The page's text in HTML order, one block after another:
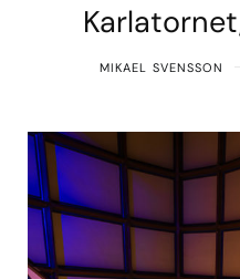
MIKAEL SVENSSON